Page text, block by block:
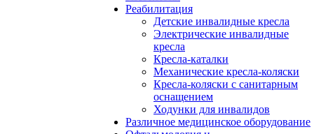
Реабилитация
Детские инвалидные кресла
Электрические инвалидные
кресла
Кресла-каталки
Механические кресла-коляски
Кресла-коляски с санитарным
оснащением
Ходунки для инвалидов
Различное медицинское оборудование